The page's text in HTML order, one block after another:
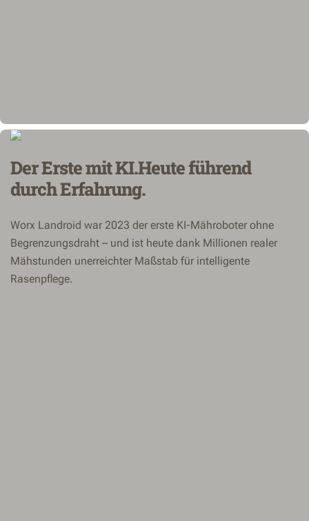
Der Erste mit KI.Heute führend
durch Erfahrung.
Worx Landroid war 2023 der erste KI-Mähroboter ohne
Begrenzungsdraht – und ist heute dank Millionen realer
Mähstunden unerreichter Maßstab für intelligente
Rasenpflege.